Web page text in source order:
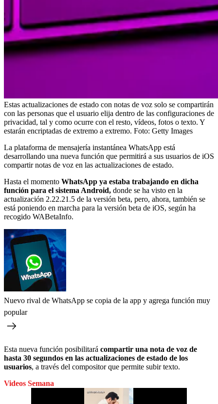
Estas actualizaciones de estado con notas de voz solo se compartirán
con las personas que el usuario elija dentro de las configuraciones de
privacidad, tal y como ocurre con el resto, vídeos, fotos o texto. Y
estarán encriptadas de extremo a extremo. Foto: Getty Images
La plataforma de mensajería instantánea WhatsApp está
desarrollando una nueva función que permitirá a sus usuarios de iOS
compartir notas de voz en las actualizaciones de estado.
Hasta el momento WhatsApp ya estaba trabajando en dicha
función para el sistema Android, donde se ha visto en la
actualización 2.22.21.5 de la versión beta, pero, ahora, también se
está poniendo en marcha para la versión beta de iOS, según ha
recogido WABetaInfo.
Nuevo rival de WhatsApp se copia de la app y agrega función muy
popular
Esta nueva función posibilitará compartir una nota de voz de
hasta 30 segundos en las actualizaciones de estado de los
usuarios, a través del compositor que permite subir texto.
Videos Semana